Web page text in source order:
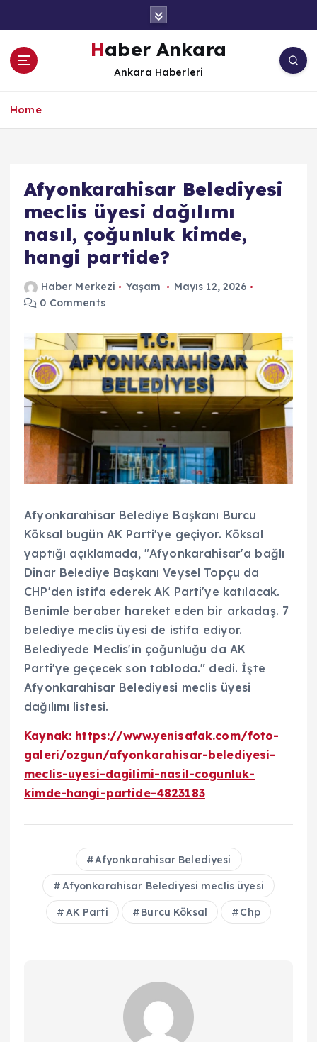
Haber Ankara
Ankara Haberleri
Home
Afyonkarahisar Belediyesi
meclis üyesi dağılımı
nasıl, çoğunluk kimde,
hangi partide?
Haber Merkezi Yaşam
Mayıs 12, 2026
0 Comments
Afyonkarahisar Belediye Başkanı Burcu
Köksal bugün AK Parti'ye geçiyor. Köksal
yaptığı açıklamada, "Afyonkarahisar'a bağlı
Dinar Belediye Başkanı Veysel Topçu da
CHP'den istifa ederek AK Parti'ye katılacak.
Benimle beraber hareket eden bir arkadaş. 7
belediye meclis üyesi de istifa ediyor.
Belediyede Meclis'in çoğunluğu da AK
Parti'ye geçecek son tabloda." dedi. İşte
Afyonkarahisar Belediyesi meclis üyesi
dağılımı listesi.
Kaynak: https://www.yenisafak.com/foto-
galeri/ozgun/afyonkarahisar-belediyesi-
meclis-uyesi-dagilimi-nasil-cogunluk-
kimde-hangi-partide-4823183
Afyonkarahisar Belediyesi
Afyonkarahisar Belediyesi meclis üyesi
AK Parti Burcu Köksal Chp